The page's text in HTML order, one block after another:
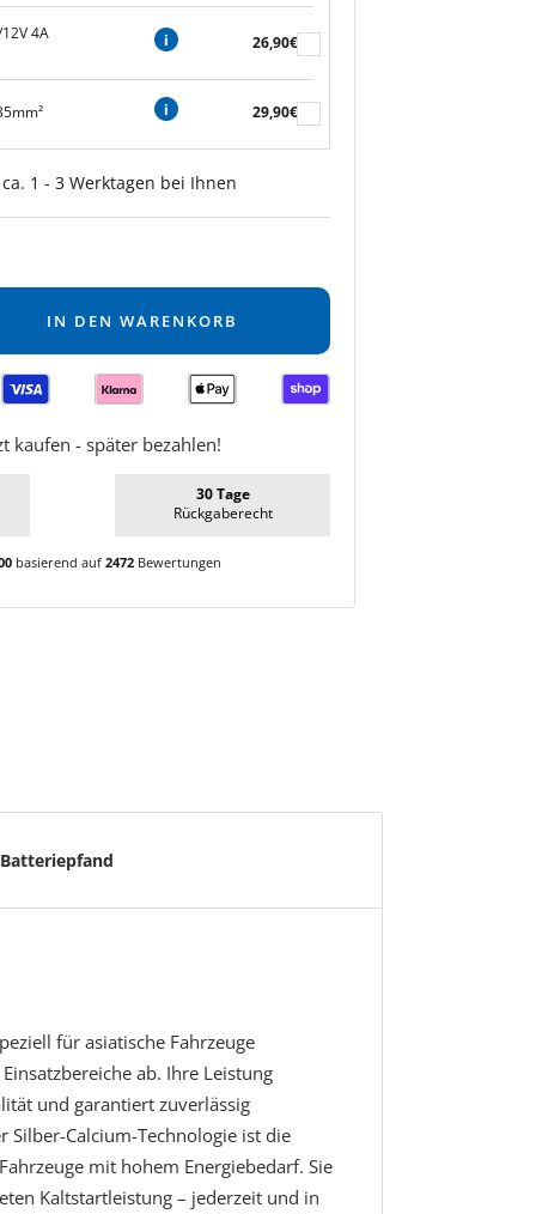
4A 26,90€
29,90€
1 - 3 Werktagen bei Ihnen
IN DEN WARENKORB
kaufen - später bezahlen!
30 Tage
Rückgaberecht
basierend auf 2472Bewertungen
Batteriepfand
für asiatische Fahrzeuge
ab. Ihre Leistung
und garantiert zuverlässig
Calcium-Technologie ist die
mit hohem Energiebedarf. Sie
Kaltstartleistung – jederzeit und in